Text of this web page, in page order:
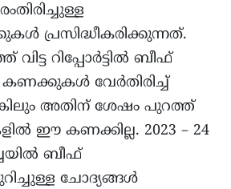
പ്രസിദ്ധീകരിക്കുന്നത്.
വിട്ട റിപ്പോർട്ടിൽ ബീഫ്
കണക്കുകൾ വേർതിരിച്ച്
അതിന് ശേഷം പുറത്ത്
ഈ കണക്കില്ല. 2023 – 24
ബീഫ്
ചോദ്യങ്ങൾ